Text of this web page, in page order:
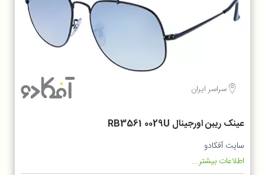
سراسر ایران
عینک ریبن اورجینال RB3561 0029U
سایت آفکادو
اطلاعات بیشتر...